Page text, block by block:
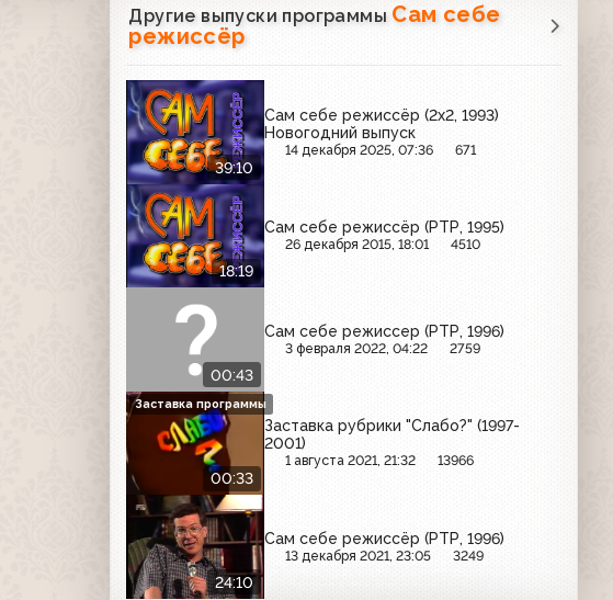
Другие выпуски программы Сам себе
режиссёр
39:10
Сам себе режиссёр (2х2, 1993)
Новогодний выпуск
14 декабря 2025, 07:36 671
18:19
Сам себе режиссёр (РТР, 1995)
26 декабря 2015, 18:01 4510
00:43
Сам себе режиссер (РТР, 1996)
3 февраля 2022, 04:22 2759
00:33
Заставка рубрики "Слабо?" (1997-
2001)
1 августа 2021, 21:32 13966
Заставка программы
24:10
Сам себе режиссёр (РТР, 1996)
13 декабря 2021, 23:05 3249